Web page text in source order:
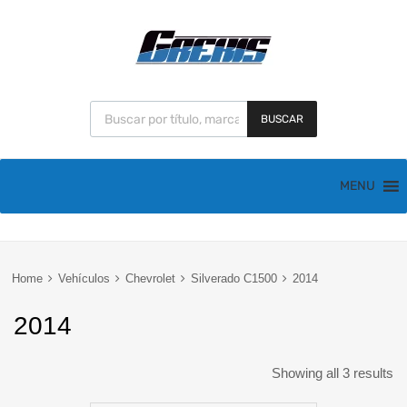
BUSCAR
MENU
Home Vehículos Chevrolet Silverado C1500 2014
2014
Showing all 3 results